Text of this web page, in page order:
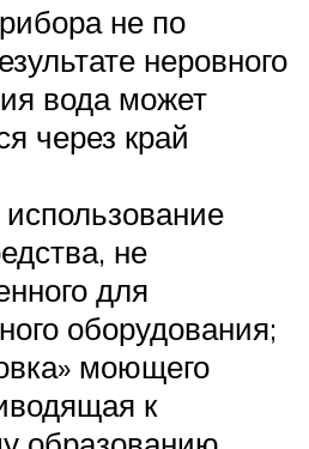
не по
неровного
вода может
через край
не
для
оборудования;
моющего
к